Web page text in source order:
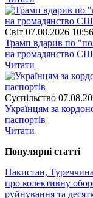
Свiт 07.08.2026
Трамп вдарив по
на громадянство
Читати
Суспiльство
Українцям за
паспортів
Читати
Популярнi статтi
Пакистан,
про колективну
руйнування та